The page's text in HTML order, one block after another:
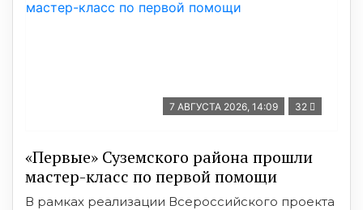
7 АВГУСТА 2026, 14:09 32
«Первые» Суземского района прошли
мастер-класс по первой помощи
В рамках реализации Всероссийского проекта